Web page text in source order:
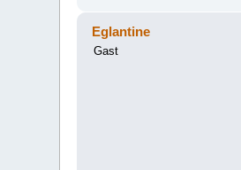
Eglantine
Gast